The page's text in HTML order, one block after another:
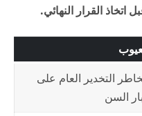
اتخاذ القرار النهائي.
التخدير العام على
السن